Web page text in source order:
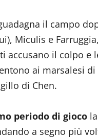
il campo
Miculis e
accusano il colpo
ai marsalesi
di Chen.
periodo di gioco
a segno più